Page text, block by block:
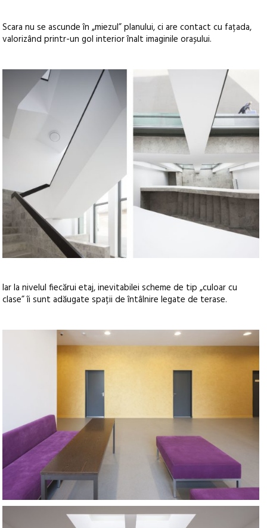
Scara nu se ascunde în „miezul” planului, ci are contact cu fațada,
valorizând printr-un gol interior înalt imaginile orașului.
Iar la nivelul fiecărui etaj, inevitabilei scheme de tip „culoar cu
clase” îi sunt adăugate spații de întâlnire legate de terase.